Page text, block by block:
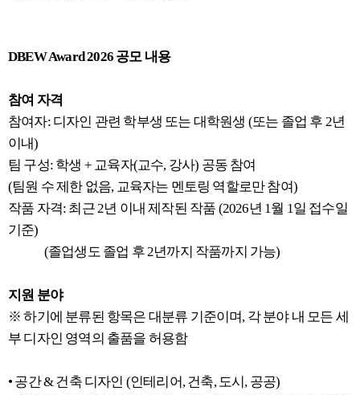
DBEW Award 2026 공모 내용
참여 자격
참여자: 디자인 관련 학부생 또는 대학원생 (또는 졸업 후 2년
이내)
팀 구성: 학생 + 교육자(교수, 강사) 공동 참여
(팀원 수 제한 없음, 교육자는 멘토링 역할로만 참여)
작품 자격: 최근 2년 이내 제작된 작품 (2026년 1월 1일 접수일
기준)
(졸업생도 졸업 후 2년까지 작품까지 가능)
지원 분야
※ 하기에 분류된 항목은 대분류 기준이며, 각 분야 내 모든 세
부 디자인 영역의 출품을 허용함
• 공간 & 건축 디자인 (인테리어, 건축, 도시, 공공)